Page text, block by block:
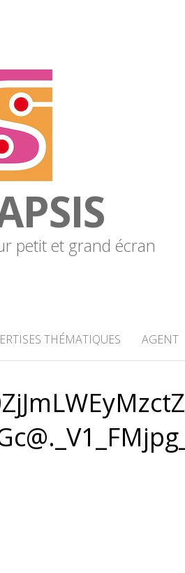
petit et grand écran
THÉMATIQUES AGENT